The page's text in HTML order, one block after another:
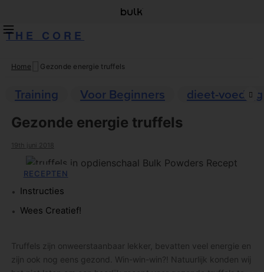
THE CORE
Skip
content
Home Gezonde energie truffels
Training Voor Beginners
dieet-voeding
Gezonde energie truffels
19th juni 2018
RECEPTEN
Instructies
Wees Creatief!
Truffels zijn onweerstaanbaar lekker, bevatten veel energie en
zijn ook nog eens gezond. Win-win-win?! Natuurlijk konden wij